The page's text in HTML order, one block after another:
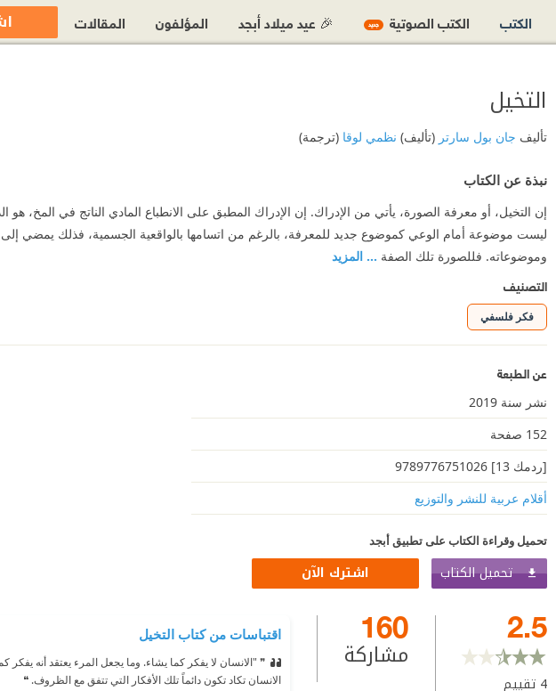
اشترك الآن
التخيل
تأليف جان بول سارتر(تأليف) نظمي لوقا(ترجمة)
نبذة عن الكتاب
إن التخيل، أو معرفة الصورة، يأتي من الإدراك. إن الإدراك المطبق على الانطباع المادي الناتج في المخ، هو
ليست موضوعة أمام الوعي كموضوع جديد للمعرفة، بالرغم من اتسامها بالواقعية الجسمية، فذلك يمضي إلى
وموضوعاته. فللصورة تلك الصفة ... المزيد
التصنيف
فكر فلسفي
عن الطبعة
نشر سنة 2019
152 صفحة
[ردمك 13] 9789776751026
أقلام عربية للنشر والتوزيع
تحميل وقراءة الكتاب على تطبيق أبجد
تحميل الكتاب اشترك الآن
2.5
4 تقييم
160
مشاركة
اقتباسات من كتاب التخيل
❞ "الانسان لا يفكر كما يشاء. وما يجعل المرء يعتقد أنه يفكر
الانسان تكاد تكون دائماً تلك الأفكار التي تتفق مع الظروف. ❝
الكتب الكتب الصوتية جديد 🎉 عيد ميلاد أبجد المؤلفون المقالات